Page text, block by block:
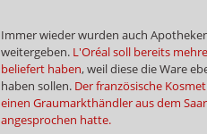
Immer wieder wurden auch
weitergeben. L'Oréal soll bereits
beliefert haben, weil diese die Ware
haben sollen. Der französische
einen Graumarkthändler aus dem
angesprochen hatte.